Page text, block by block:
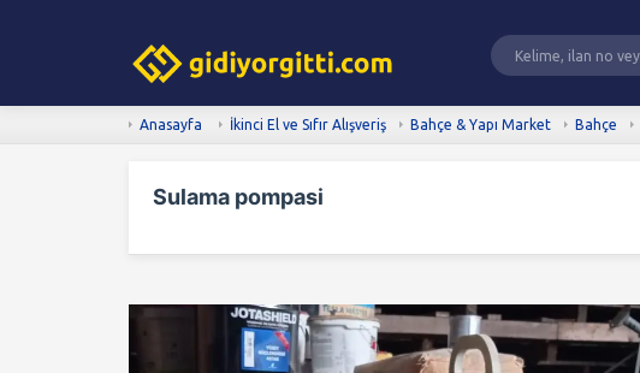
Anasayfa İkinci El ve Sıfır Alışveriş Bahçe & Yapı Market Bahçe
Sulama pompasi